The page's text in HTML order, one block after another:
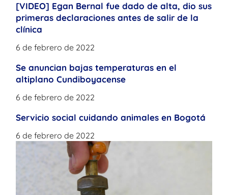
[VIDEO] Egan Bernal fue dado de alta, dio sus
primeras declaraciones antes de salir de la
clínica
6 de febrero de 2022
Se anuncian bajas temperaturas en el
altiplano Cundiboyacense
6 de febrero de 2022
Servicio social cuidando animales en Bogotá
6 de febrero de 2022